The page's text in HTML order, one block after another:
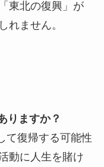
東北の復興」が
れません。
りますか？
て復帰する可能性
動に人生を賭け